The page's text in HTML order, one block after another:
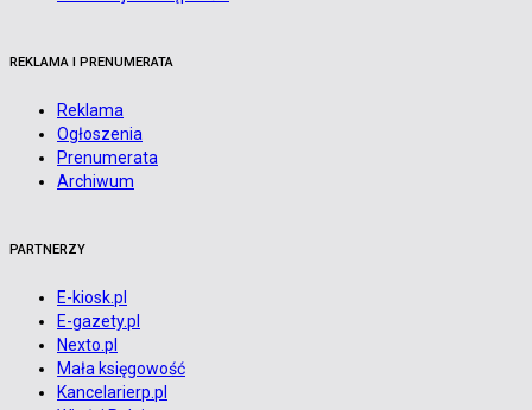
REKLAMA I PRENUMERATA
Reklama
Ogłoszenia
Prenumerata
Archiwum
PARTNERZY
E-kiosk.pl
E-gazety.pl
Nexto.pl
Mała księgowość
Kancelarierp.pl